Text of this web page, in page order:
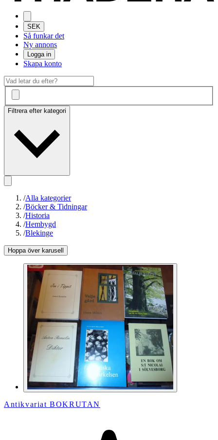
SEK
Så funkar det
Ny annons
Logga in
Skapa konto
Filtrera efter kategori
/Alla kategorier
/Böcker & Tidningar
/Historia
/Hembygd
/Blekinge
Hoppa över karusell
Antikvariat BOKRUTAN